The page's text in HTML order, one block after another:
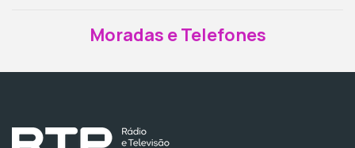
Moradas e Telefones